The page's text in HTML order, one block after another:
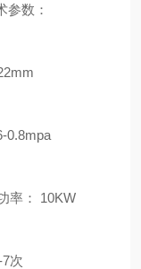
参数：
： 10KW
次